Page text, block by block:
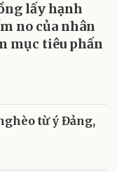
lấy hạnh
no của nhân
mục tiêu phấn
từ ý Đảng,